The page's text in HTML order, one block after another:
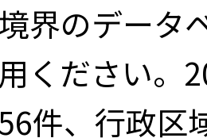
界のデータ
ください。
件、行政区